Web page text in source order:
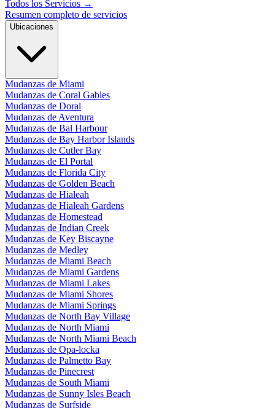
Todos los Servicios →
Resumen completo de servicios
Ubicaciones
Mudanzas de Miami
Mudanzas de Coral Gables
Mudanzas de Doral
Mudanzas de Aventura
Mudanzas de Bal Harbour
Mudanzas de Bay Harbor Islands
Mudanzas de Cutler Bay
Mudanzas de El Portal
Mudanzas de Florida City
Mudanzas de Golden Beach
Mudanzas de Hialeah
Mudanzas de Hialeah Gardens
Mudanzas de Homestead
Mudanzas de Indian Creek
Mudanzas de Key Biscayne
Mudanzas de Medley
Mudanzas de Miami Beach
Mudanzas de Miami Gardens
Mudanzas de Miami Lakes
Mudanzas de Miami Shores
Mudanzas de Miami Springs
Mudanzas de North Bay Village
Mudanzas de North Miami
Mudanzas de North Miami Beach
Mudanzas de Opa-locka
Mudanzas de Palmetto Bay
Mudanzas de Pinecrest
Mudanzas de South Miami
Mudanzas de Sunny Isles Beach
Mudanzas de Surfside